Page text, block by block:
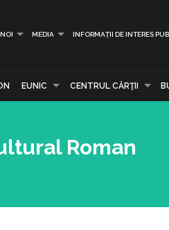
MEDIA INFORMAȚII DE INTERES
EUNIC CENTRUL CĂRŢII
Roman